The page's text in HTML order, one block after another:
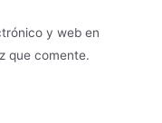
y web en
que comente.